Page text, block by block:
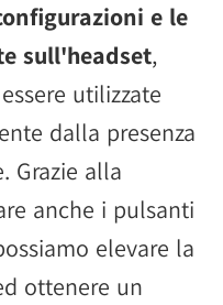
e le
sull'headset,
utilizzate
dalla presenza
Grazie alla
anche i pulsanti
elevare la
ottenere un